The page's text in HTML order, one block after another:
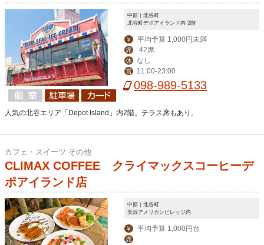
中部｜北谷町
北谷町デポアイランド内 2階
￥ 平均予算 1,000円未満
席 42席
休 なし
営 11:00-23:00
098-989-5133
人気の北谷エリア「Depot Island」内2階。テラス席もあり。
カフェ・スイーツ その他
CLIMAX COFFEE クライマックスコーヒーデ
ポアイランド店
中部｜北谷町
美浜アメリカンビレッジ内
￥ 平均予算 1,000円台
席